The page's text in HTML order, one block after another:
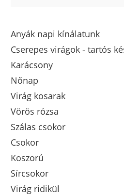
Anyák napi kínálatunk
Cserepes virágok - tartós
Karácsony
Nőnap
Virág kosarak
Vörös rózsa
Szálas csokor
Csokor
Koszorú
Sírcsokor
Virág ridikül